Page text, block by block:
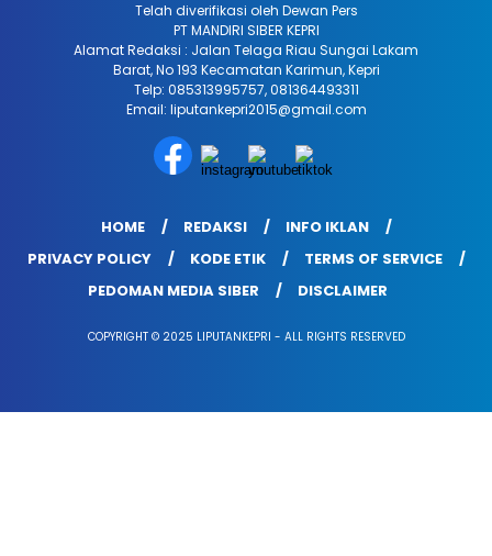
Telah diverifikasi oleh Dewan Pers
PT MANDIRI SIBER KEPRI
Alamat Redaksi : Jalan Telaga Riau Sungai Lakam
Barat, No 193 Kecamatan Karimun, Kepri
Telp: 085313995757, 081364493311
Email: liputankepri2015@gmail.com
HOME REDAKSI
INFO IKLAN
PRIVACY POLICY
KODE ETIK
TERMS OF SERVICE
PEDOMAN MEDIA SIBER
DISCLAIMER
COPYRIGHT © 2025 LIPUTANKEPRI - ALL RIGHTS RESERVED